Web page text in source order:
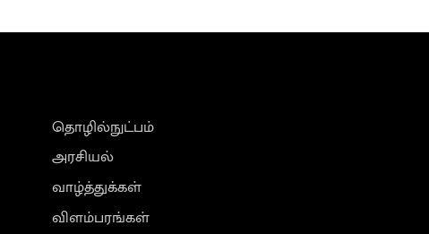
தொழில்நுட்பம்
அரசியல்
வாழ்த்துக்கள்
விளம்பரங்கள்